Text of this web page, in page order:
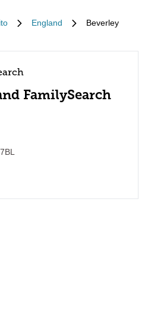
England Beverley
FamilySearch